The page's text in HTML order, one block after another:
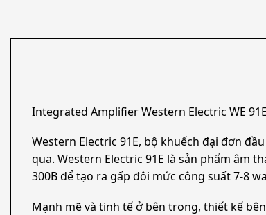
Integrated Amplifier Western Electric WE
Western Electric 91E, bộ khuếch đại đơn
qua. Western Electric 91E là sản phẩm âm
300B để tạo ra gấp đôi mức công suất 7-8
Mạnh mẽ và tinh tế ở bên trong, thiết kế